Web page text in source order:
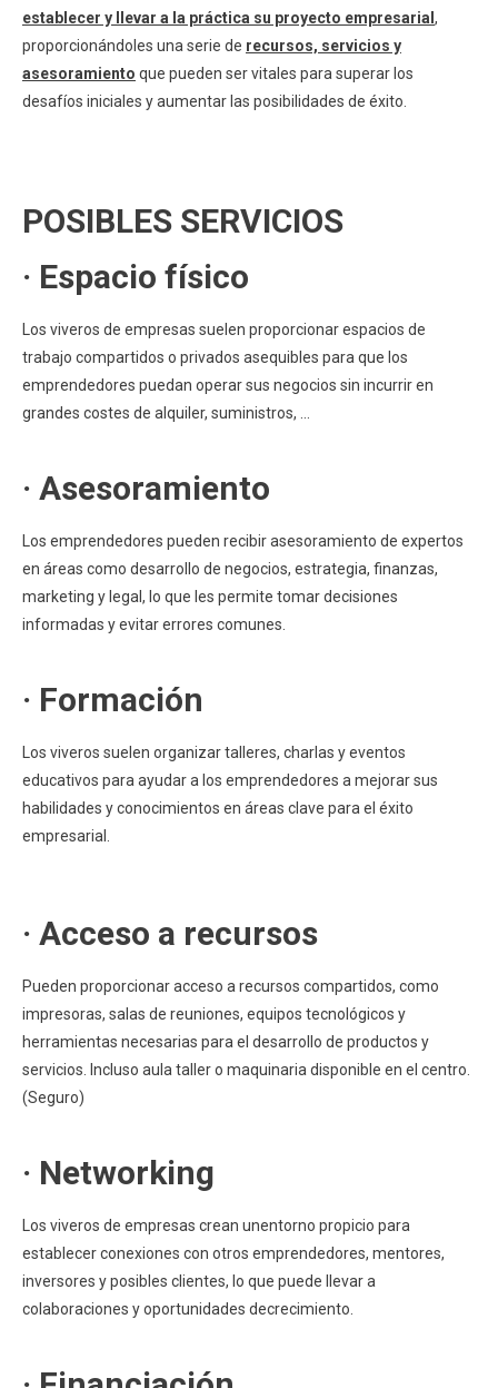
establecer y llevar a la práctica su proyecto empresarial,
proporcionándoles una serie de recursos, servicios y
asesoramiento que pueden ser vitales para superar los
desafíos iniciales y aumentar las posibilidades de éxito.
POSIBLES SERVICIOS
· Espacio físico
Los viveros de empresas suelen proporcionar espacios de
trabajo compartidos o privados asequibles para que los
emprendedores puedan operar sus negocios sin incurrir en
grandes costes de alquiler, suministros, …
· Asesoramiento
Los emprendedores pueden recibir asesoramiento de expertos
en áreas como desarrollo de negocios, estrategia, finanzas,
marketing y legal, lo que les permite tomar decisiones
informadas y evitar errores comunes.
· Formación
Los viveros suelen organizar talleres, charlas y eventos
educativos para ayudar a los emprendedores a mejorar sus
habilidades y conocimientos en áreas clave para el éxito
empresarial.
· Acceso a recursos
Pueden proporcionar acceso a recursos compartidos, como
impresoras, salas de reuniones, equipos tecnológicos y
herramientas necesarias para el desarrollo de productos y
servicios. Incluso aula taller o maquinaria disponible en el centro.
(Seguro)
· Networking
Los viveros de empresas crean unentorno propicio para
establecer conexiones con otros emprendedores, mentores,
inversores y posibles clientes, lo que puede llevar a
colaboraciones y oportunidades decrecimiento.